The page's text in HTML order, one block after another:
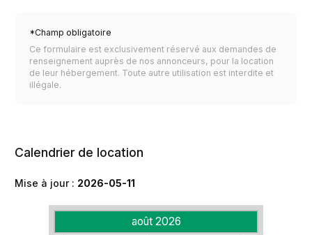
*Champ obligatoire
Ce formulaire est exclusivement réservé aux demandes de
renseignement auprès de nos annonceurs, pour la location
de leur hébergement. Toute autre utilisation est interdite et
illégale.
Calendrier de location
Mise à jour : 2026-05-11
août 2026